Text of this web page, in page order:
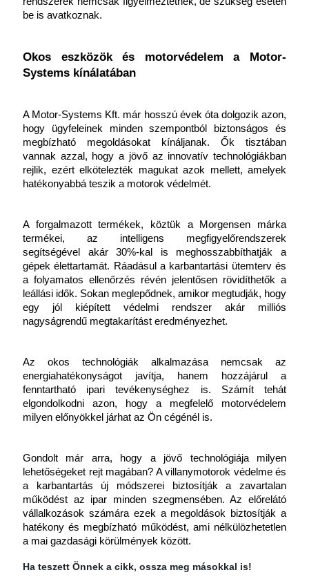
be is avatkoznak.
Okos eszközök és motorvédelem a Motor-
Systems kínálatában
A Motor-Systems Kft. már hosszú évek óta dolgozik azon,
hogy ügyfeleinek minden szempontból biztonságos és
megbízható megoldásokat kínáljanak. Ők tisztában
vannak azzal, hogy a jövő az innovatív technológiákban
rejlik, ezért elkötelezték magukat azok mellett, amelyek
hatékonyabbá teszik a motorok védelmét.
A forgalmazott termékek, köztük a Morgensen márka
termékei, az intelligens megfigyelőrendszerek
segítségével akár 30%-kal is meghosszabbíthatják a
gépek élettartamát. Ráadásul a karbantartási ütemterv és
a folyamatos ellenőrzés révén jelentősen rövidíthetők a
leállási idők. Sokan meglepődnek, amikor megtudják, hogy
egy jól kiépített védelmi rendszer akár milliós
nagyságrendű megtakarítást eredményezhet.
Az okos technológiák alkalmazása nemcsak az
energiahatékonyságot javítja, hanem hozzájárul a
fenntartható ipari tevékenységhez is. Számít tehát
elgondolkodni azon, hogy a megfelelő motorvédelem
milyen előnyökkel járhat az Ön cégénél is.
Gondolt már arra, hogy a jövő technológiája milyen
lehetőségeket rejt magában? A villanymotorok védelme és
a karbantartás új módszerei biztosítják a zavartalan
működést az ipar minden szegmensében. Az előrelátó
vállalkozások számára ezek a megoldások biztosítják a
hatékony és megbízható működést, ami nélkülözhetetlen
a mai gazdasági körülmények között.
Ha teszett Önnek a cikk, ossza meg másokkal is!